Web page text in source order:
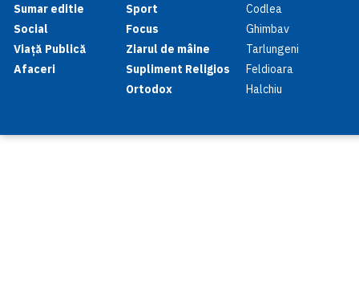
Sumar editie
Social
Viață Publică
Afaceri
Sport
Focus
Ziarul de mâine
Supliment Religios
Ortodox
Codlea
Ghimbav
Tarlungeni
Feldioara
Halchiu